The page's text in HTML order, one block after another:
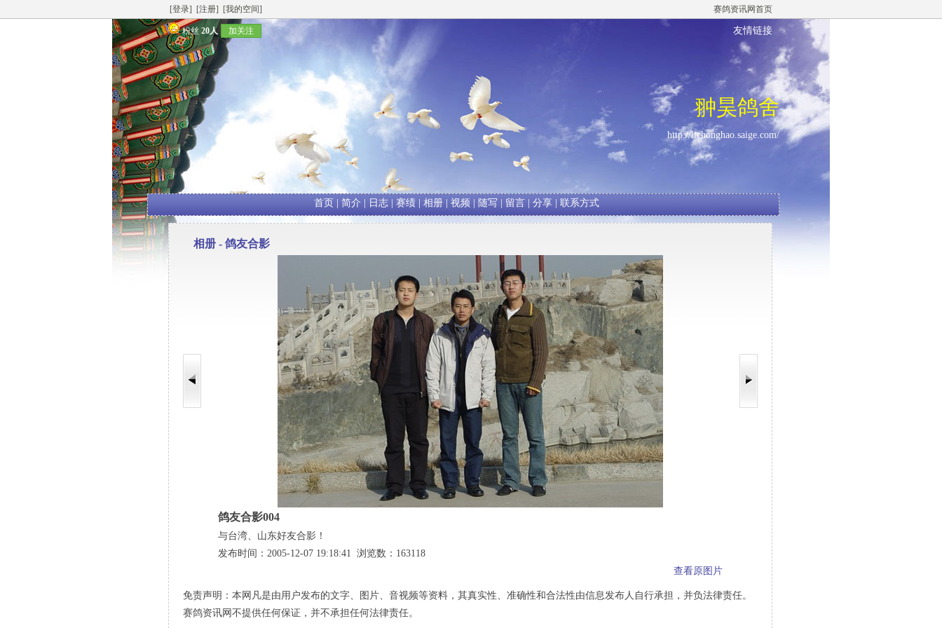
[登录] [注册] [我的空间] 赛鸽资讯网首页
粉丝 20人 加关注 友情链接
翀昊鸽舍
http://lichonghao.saige.com/
首页 简介 日志| 赛绩| 相册| 视频 随写| 留言| 分享| 联系方式
相册 - 鸽友合影
鸽友合影004
与台湾、山东好友合影！
发布时间：2005-12-07 19:18:41 浏览数：163118
查看原图片
免责声明：本网凡是由用户发布的文字、图片、音视频等资料，其真实性、准确性和合法性由信息发布人自行承担，并负法律责任。
赛鸽资讯网不提供任何保证，并不承担任何法律责任。